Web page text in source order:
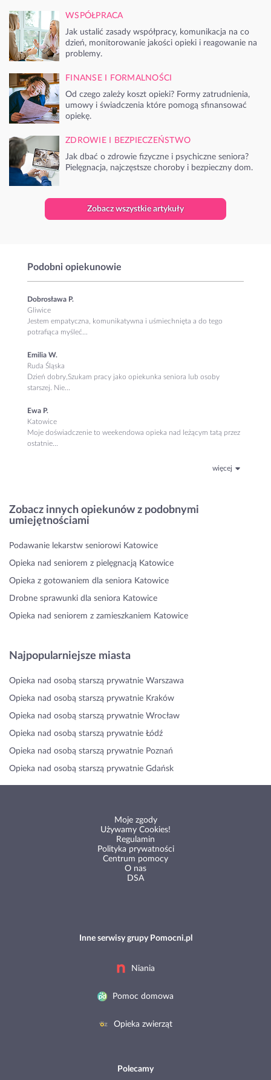
WSPÓŁPRACA
Jak ustalić zasady współpracy, komunikacja na co
dzień, monitorowanie jakości opieki i reagowanie na
problemy.
FINANSE I FORMALNOŚCI
Od czego zależy koszt opieki? Formy zatrudnienia,
umowy i świadczenia które pomogą sfinansować
opiekę.
ZDROWIE I BEZPIECZEŃSTWO
Jak dbać o zdrowie fizyczne i psychiczne seniora?
Pielęgnacja, najczęstsze choroby i bezpieczny dom.
Zobacz wszystkie artykuły
Podobni opiekunowie
Dobrosława P.
Gliwice
Jestem empatyczna, komunikatywna i uśmiechnięta a do tego
potrafiąca myśleć...
Emilia W.
Ruda Śląska
Dzień dobry,Szukam pracy jako opiekunka seniora lub osoby
starszej. Nie...
Ewa P.
Katowice
Moje doświadczenie to weekendowa opieka nad leżącym tatą przez
ostatnie...
więcej
Zobacz innych opiekunów z podobnymi
umiejętnościami
Podawanie lekarstw seniorowi Katowice
Opieka nad seniorem z pielęgnacją Katowice
Opieka z gotowaniem dla seniora Katowice
Drobne sprawunki dla seniora Katowice
Opieka nad seniorem z zamieszkaniem Katowice
Najpopularniejsze miasta
Opieka nad osobą starszą prywatnie Warszawa
Opieka nad osobą starszą prywatnie Kraków
Opieka nad osobą starszą prywatnie Wrocław
Opieka nad osobą starszą prywatnie Łódź
Opieka nad osobą starszą prywatnie Poznań
Opieka nad osobą starszą prywatnie Gdańsk
Moje zgody
Używamy Cookies!
Regulamin
Polityka prywatności
Centrum pomocy
O nas
DSA
Inne serwisy grupy Pomocni.pl
Niania
Pomoc domowa
Opieka zwierząt
Polecamy